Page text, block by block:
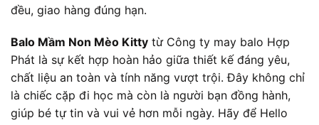
đều, giao hàng đúng hạn.
Balo Mầm Non Mèo Kitty từ Công ty may balo Hợp
Phát là sự kết hợp hoàn hảo giữa thiết kế đáng yêu,
chất liệu an toàn và tính năng vượt trội. Đây không chỉ
là chiếc cặp đi học mà còn là người bạn đồng hành,
giúp bé tự tin và vui vẻ hơn mỗi ngày. Hãy để Hello